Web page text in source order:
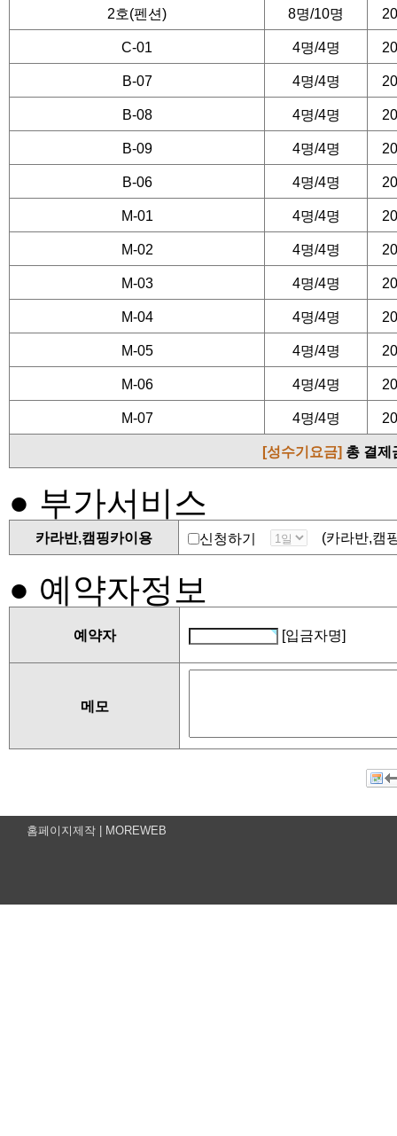
이용 10 일전 : 100% 환
이용 7 일전 : 예약금에
이용 5 일전 : 예약금에
이용 3 일전 : 예약금에
이용 2 일전 : 취소,변경,
니다.
환불 시 입금자명으로
액이 환불됩니다.
(단. 농협외 타행입금시
■ 개인정보 동의 및 수
본 홈페이지는 온라인예
같은 개인정보를 수집하
1)예약자
ㆍ수집항목 : 이름 , 핸
ㆍ개인정보 수집방법 :
2)개인정보의 수집 및
ㆍ목적 : 숙박 예약에
처)만 받고 있습니다.
2호(펜션) 8명/10명
C-01 4명/4명
B-07 4명/4명
B-08 4명/4명
B-09 4명/4명
B-06 4명/4명
M-01 4명/4명
M-02 4명/4명
M-03 4명/4명
M-04 4명/4명
M-05 4명/4명
M-06 4명/4명
M-07 4명/4명
[성수기요금] 총 결제
● 부가서비스
카라반,캠핑카이용 신청하기 (카라반,캠
● 예약자정보
예약자 [입금자명]
메모
홈페이지제작 | MOREWEB